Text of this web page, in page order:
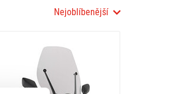
Nejoblíbenější